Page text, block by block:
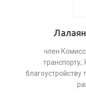
член
благоустройству